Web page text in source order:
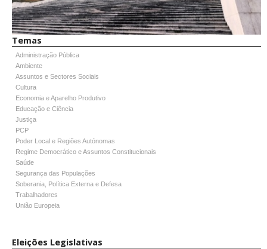
Temas
Administração Pública
Ambiente
Assuntos e Sectores Sociais
Cultura
Economia e Aparelho Produtivo
Educação e Ciência
Justiça
PCP
Poder Local e Regiões Autónomas
Regime Democrático e Assuntos Constitucionais
Saúde
Segurança das Populações
Soberania, Política Externa e Defesa
Trabalhadores
União Europeia
Eleições Legislativas